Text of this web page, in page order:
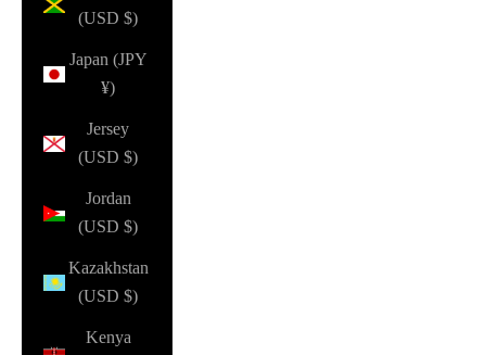
(USD $)
Japan (JPY
¥)
Jersey
(USD $)
Jordan
(USD $)
Kazakhstan
(USD $)
Kenya